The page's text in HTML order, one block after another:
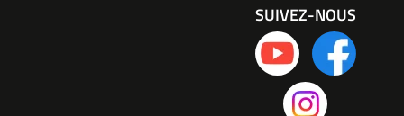
SUIVEZ-NOUS